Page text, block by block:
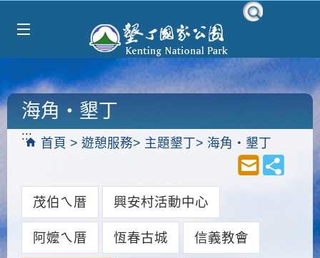
:::
首頁 遊憩服務 主題墾丁 海角‧墾丁
海角‧墾丁
茂伯ㄟ厝 興安村活動中心
阿嬤ㄟ厝 恆春古城 信義教會